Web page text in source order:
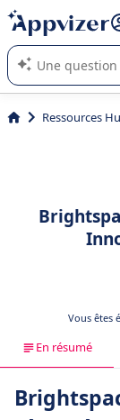
répondre
L'IA de Appvizer
logiciel SaaS en
Vous êtes
En résumé